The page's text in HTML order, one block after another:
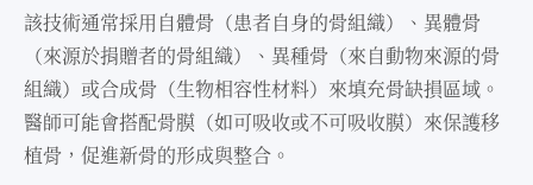
該技術通常採⽤⾃體骨（患者⾃⾝的骨組織）、異體骨
（來源於捐贈者的骨組織）、異種骨（來⾃動物來源的骨
組織）或合成骨（⽣物相容性材料）來填充骨缺損區域。
醫師可能會搭配骨膜（如可吸收或不可吸收膜）來保護移
植骨，促進新骨的形成與整合。